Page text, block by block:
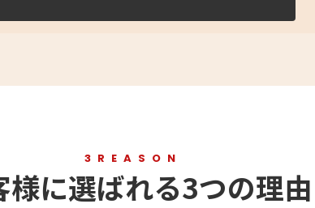
3REASON
様に選ばれる3つの理由